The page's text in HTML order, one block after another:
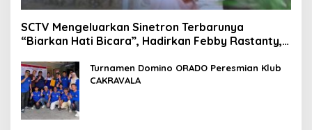
SCTV Mengeluarkan Sinetron Terbarunya
“Biarkan Hati Bicara”, Hadirkan Febby Rastanty,
Turnamen Domino ORADO Peresmian Klub
CAKRAVALA